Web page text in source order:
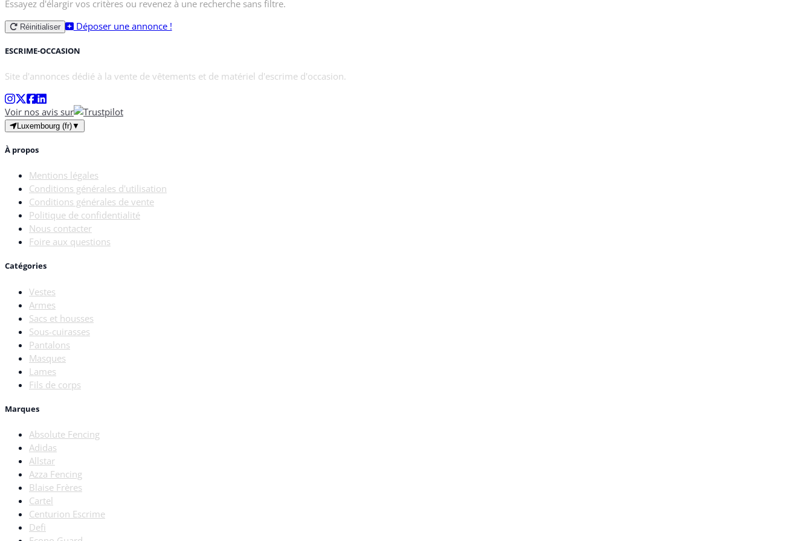
Essayez d'élargir vos critères ou revenez à une recherche sans filtre.
Réinitialiser Déposer une annonce !
ESCRIME-OCCASION
Site d'annonces dédié à la vente de vêtements et de matériel d'escrime d'occasion.
Voir nos avis sur
Luxembourg (fr)▼
À propos
Mentions légales
Conditions générales d'utilisation
Conditions générales de vente
Politique de confidentialité
Nous contacter
Foire aux questions
Catégories
Vestes
Armes
Sacs et housses
Sous-cuirasses
Pantalons
Masques
Lames
Fils de corps
Marques
Absolute Fencing
Adidas
Allstar
Azza Fencing
Blaise Frères
Cartel
Centurion Escrime
Defi